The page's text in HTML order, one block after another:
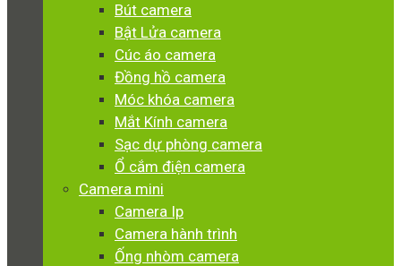
Bút camera
Bật Lửa camera
Cúc áo camera
Đồng hồ camera
Móc khóa camera
Mắt Kính camera
Sạc dự phòng camera
Ổ cắm điện camera
Camera mini
Camera Ip
Camera hành trình
Ống nhòm camera